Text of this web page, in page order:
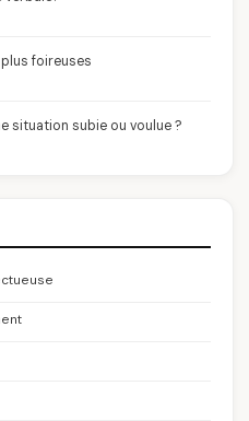
foireuses
situation subie ou voulue ?